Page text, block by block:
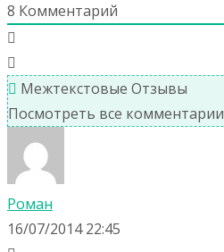
8 Комментарий
Межтекстовые Отзывы
Посмотреть все комментарии
Роман
16/07/2014 22:45